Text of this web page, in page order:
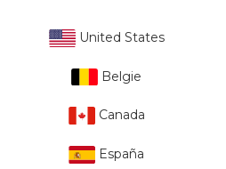
United States
Belgie
Canada
España